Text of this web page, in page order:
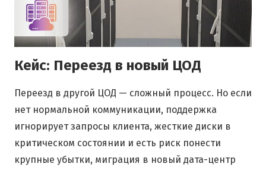
Кейс: Переезд в новый ЦОД
Переезд в другой ЦОД — сложный процесс. Но если
нет нормальной коммуникации, поддержка
игнорирует запросы клиента, жесткие диски в
критическом состоянии и есть риск понести
крупные убытки, миграция в новый дата-центр